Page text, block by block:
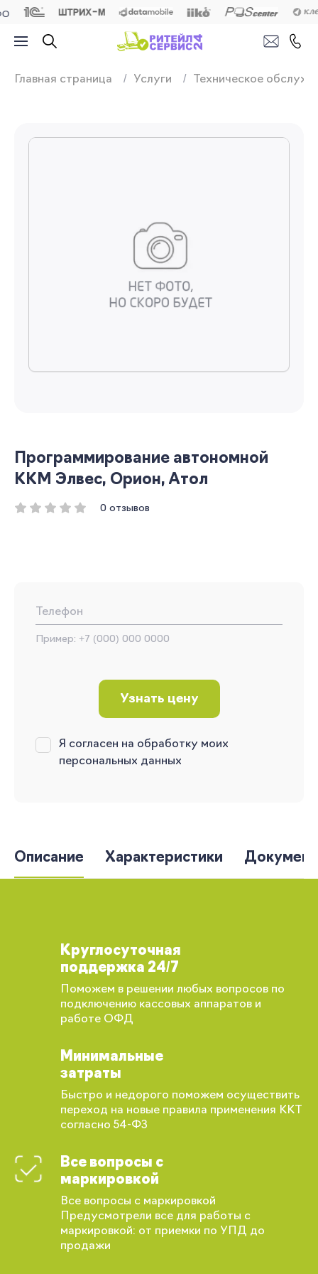
Продажа,
Главная страница Услуги Техническое
Программирование автономной
ККМ Элвес, Орион, Атол
0 отзывов
Пример: +7 (000) 000 0000
Узнать цену
Я согласен на обработку моих
персональных данных
Описание Характеристики
Круглосуточная
поддержка 24/7
Поможем в решении любых вопросов по
подключению кассовых аппаратов и
работе ОФД
Минимальные
затраты
Быстро и недорого поможем осуществить
переход на новые правила применения ККТ
согласно 54-ФЗ
Все вопросы с
маркировкой
Все вопросы с маркировкой
Предусмотрели все для работы с
маркировкой: от приемки по УПД до
продажи